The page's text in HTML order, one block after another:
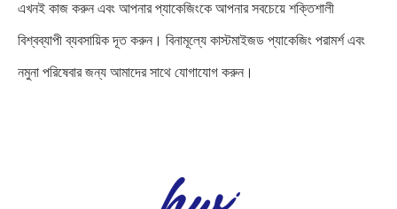
এখনই কাজ করুন এবং আপনার প্যাকেজিংকে আপনার সবচেয়ে শক্তিশালী
বিশ্বব্যাপী ব্যবসায়িক দূত করুন। বিনামূল্যে কাস্টমাইজড প্যাকেজিং পরামর্শ এবং
নমুনা পরিষেবার জন্য আমাদের সাথে যোগাযোগ করুন।